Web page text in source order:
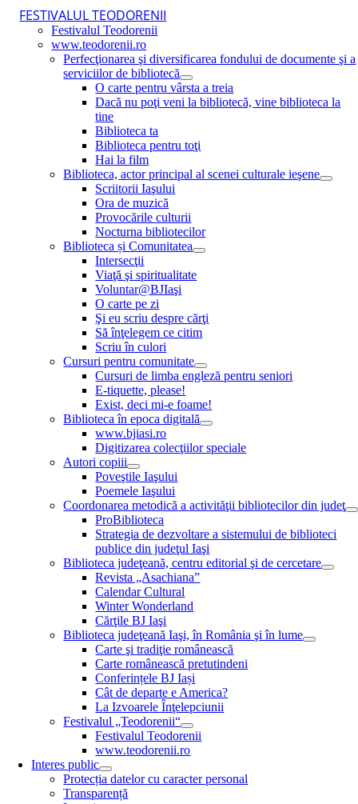
FESTIVALUL TEODORENII
Festivalul Teodorenii
www.teodorenii.ro
Perfecţionarea şi diversificarea fondului de documente şi a
serviciilor de bibliotecă
O carte pentru vârsta a treia
Dacă nu poţi veni la bibliotecă, vine biblioteca la
tine
Biblioteca ta
Biblioteca pentru toţi
Hai la film
Biblioteca, actor principal al scenei culturale ieşene
Scriitorii Iaşului
Ora de muzică
Provocările culturii
Nocturna bibliotecilor
Biblioteca și Comunitatea
Intersecţii
Viaţă şi spiritualitate
Voluntar@BJIaşi
O carte pe zi
Şi eu scriu despre cărţi
Să înţelegem ce citim
Scriu în culori
Cursuri pentru comunitate
Cursuri de limba engleză pentru seniori
E-tiquette, please!
Exist, deci mi-e foame!
Biblioteca în epoca digitală
www.bjiasi.ro
Digitizarea colecţiilor speciale
Autori copiii
Poveştile Iaşului
Poemele Iaşului
Coordonarea metodică a activităţii bibliotecilor din judeţ
ProBiblioteca
Strategia de dezvoltare a sistemului de biblioteci
publice din judeţul Iaşi
Biblioteca judeţeană, centru editorial şi de cercetare
Revista „Asachiana”
Calendar Cultural
Winter Wonderland
Cărţile BJ Iaşi
Biblioteca judeţeană Iaşi, în România şi în lume
Carte şi tradiţie românească
Carte românească pretutindeni
Conferințele BJ Iași
Cât de departe e America?
La Izvoarele Înţelepciunii
Festivalul „Teodorenii“
Festivalul Teodorenii
www.teodorenii.ro
Interes public
Protecția datelor cu caracter personal
Transparență